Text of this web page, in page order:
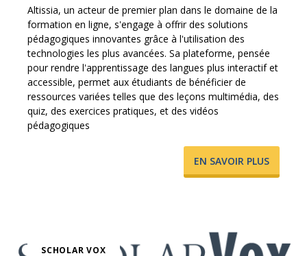
Altissia, un acteur de premier plan dans le domaine de la
formation en ligne, s'engage à offrir des solutions
pédagogiques innovantes grâce à l'utilisation des
technologies les plus avancées. Sa plateforme, pensée
pour rendre l'apprentissage des langues plus interactif et
accessible, permet aux étudiants de bénéficier de
ressources variées telles que des leçons multimédia, des
quiz, des exercices pratiques, et des vidéos
pédagogiques
​EN SAVOIR PLUS
SCHOLAR VOX